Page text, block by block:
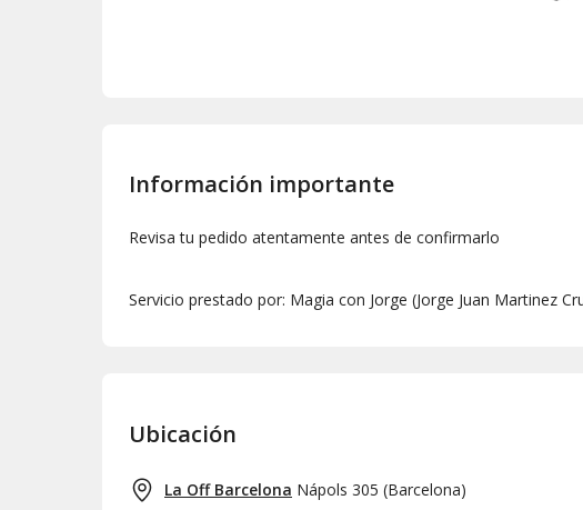
Información importante
Revisa tu pedido atentamente antes de confirmarlo
Servicio prestado por: Magia con Jorge (Jorge Juan Martinez
Ubicación
La Off Barcelona Nápols 305 (Barcelona)